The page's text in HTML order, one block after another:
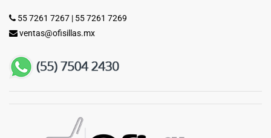
55 7261 7267 | 55 7261 7269
ventas@ofisillas.mx